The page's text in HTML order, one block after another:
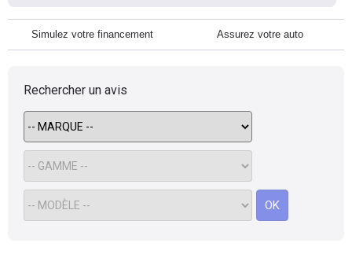
Simulez votre financement Assurez votre auto
Rechercher un avis
OK